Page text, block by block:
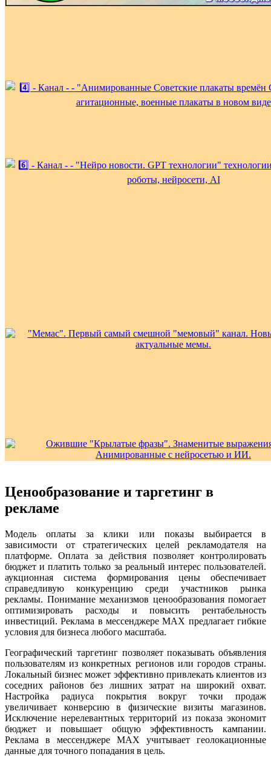
Ценообразование и таргетинг в
рекламе
Модель оплаты за клики или показы выбирается в
зависимости от стратегических целей рекламодателя на
платформе. Оплата за действия позволяет контролировать
бюджет и платить только за реальный интерес пользователей.
аукционная система формирования цены обеспечивает
справедливую конкуренцию среди участников рынка
рекламы. Понимание механизмов ценообразования помогает
оптимизировать расходы и повысить рентабельность
инвестиций. Реклама в мессенджере MAX предлагает гибкие
условия для бизнеса любого масштаба.
Географический таргетинг позволяет показывать объявления
пользователям из конкретных регионов или городов страны.
Локальный бизнес может эффективно привлекать клиентов из
соседних районов без лишних затрат на широкий охват.
Настройка радиуса покрытия вокруг точки продаж
увеличивает конверсию в физические визиты магазинов.
Исключение нерелевантных территорий из показа экономит
бюджет и повышает общую эффективность кампании.
Реклама в мессенджере MAX учитывает геолокационные
данные для точного попадания в цель.